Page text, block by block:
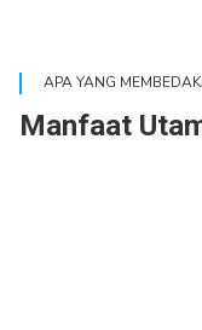
APA YANG
Manfaat